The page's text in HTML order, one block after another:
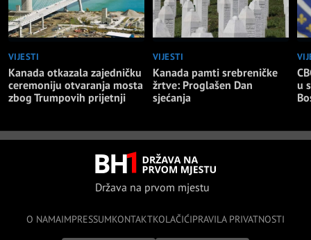
VIJESTI
Kanada otkazala zajedničku
ceremoniju otvaranja mosta
zbog Trumpovih prijetnji
VIJESTI
Kanada pamti srebreničke
žrtve: Proglašen Dan
sjećanja
u
Država na prvom mjestu
O NAMAIMPRESSUMKONTAKTKOLAČIĆIPRAVILA PRIVATNOSTI